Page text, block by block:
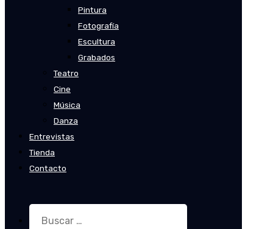
Pintura
Fotografía
Escultura
Grabados
Teatro
Cine
Música
Danza
Entrevistas
Tienda
Contacto
Buscar: